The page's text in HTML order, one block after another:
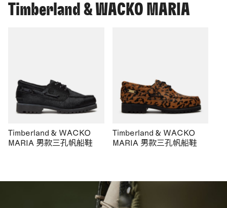
Timberland & WACKO MARIA
Timberland & WACKO
MARIA 男款三孔帆船鞋
Timberland & WACKO
MARIA 男款三孔帆船鞋